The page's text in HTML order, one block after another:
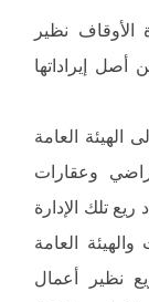
تتقاضى وزارة الأوقاف نظير
الأوقاف رسماً بنسبة 10% من أصل إيراداتها
الهيئة العامة
وعقارات
تلك الإدارة
العامة
نظير أعمال